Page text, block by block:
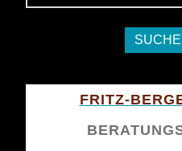
überspringenFRITZ-